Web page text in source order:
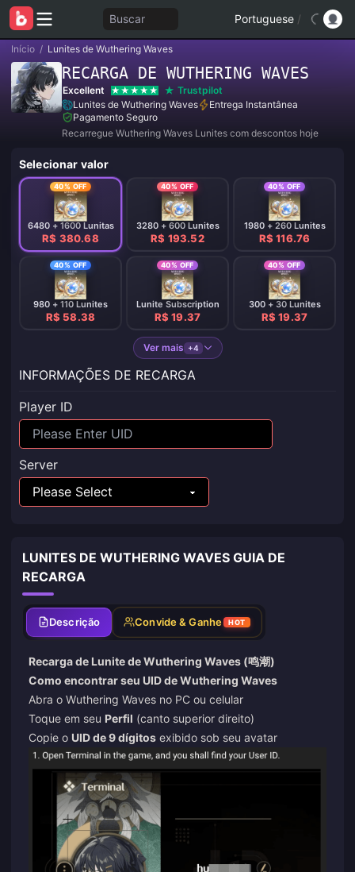
Buscar Portuguese /
Início / Lunites de Wuthering Waves
RECARGA DE WUTHERING WAVES
Excellent
Trustpilot
Lunites de Wuthering Waves
Entrega Instantânea
Pagamento Seguro
Recarregue Wuthering Waves Lunites com descontos hoje
Selecionar valor
40% OFF
6480 + 1600 Lunitas
R$ 380.68
40% OFF
3280 + 600 Lunites
R$ 193.52
40% OFF
1980 + 260 Lunites
R$ 116.76
40% OFF
980 + 110 Lunites
R$ 58.38
40% OFF
Lunite Subscription
R$ 19.37
40% OFF
300 + 30 Lunites
R$ 19.37
Ver mais +4
INFORMAÇÕES DE RECARGA
Player ID
Server
LUNITES DE WUTHERING WAVES GUIA DE
RECARGA
Descrição Convide & Ganhe HOT
Recarga de Lunite de Wuthering Waves (鸣潮)
Como encontrar seu UID de Wuthering Waves
Abra o Wuthering Waves no PC ou celular
Toque em seu Perfil (canto superior direito)
Copie o UID de 9 dígitos exibido sob seu avatar